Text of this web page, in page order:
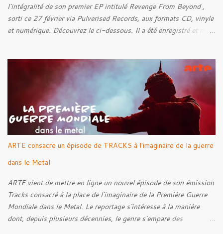
l'intégralité de son premier EP intitulé Revenge From Beyond ,
sorti ce 27 février via Pulverised Records, aux formats CD, vinyle
et numérique. Découvrez le ci-dessous. Il a été enregistré et mixé
Rebellion Against The Vile 05. Revenge From Beyond 06. The
Sense Of Fear
ARTE consacre un épisode de TRACKS à l'imaginaire de la guerre
dans le Metal
ARTE vient de mettre en ligne un nouvel épisode de son émission
Tracks consacré à la place de l'imaginaire de la Première Guerre
Mondiale dans le Metal. Le reportage s'intéresse à la manière
dont, depuis plusieurs décennies, le genre s'empare des